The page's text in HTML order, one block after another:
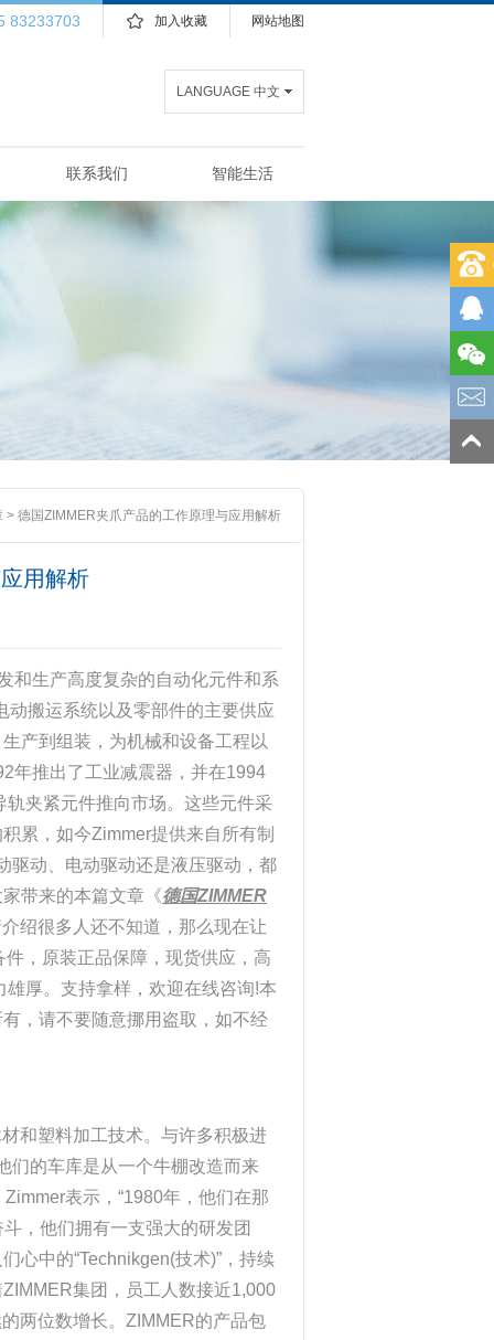
网站地图
加入收藏
83233703
LANGUAGE 中文
联系我们 智能生活
> 德国ZIMMER夹爪产品的工作原理与应用解析
用解析
和生产高度复杂的自动化元件和系
动搬运系统以及零部件的主要供应
产到组装，为机械和设备工程以
年推出了工业减震器，并在1994
夹紧元件推向市场。这些元件采
累，如今Zimmer提供来自所有制
驱动、电动驱动还是液压驱动，都
带来的本篇文章《德国ZIMMER
绍很多人还不知道，那么现在让
，原装正品保障，现货供应，高
厚。支持拿样，欢迎在线咨询!本
，请不要随意挪用盗取，如不经
和塑料加工技术。与许多积极进
们的车库是从一个牛棚改造而来
表示，“1980年，他们在那
，他们拥有一支强大的研发团
心中的“Technikgen(技术)”，持续
集团，员工人数接近1,000
两位数增长。ZIMMER的产品包